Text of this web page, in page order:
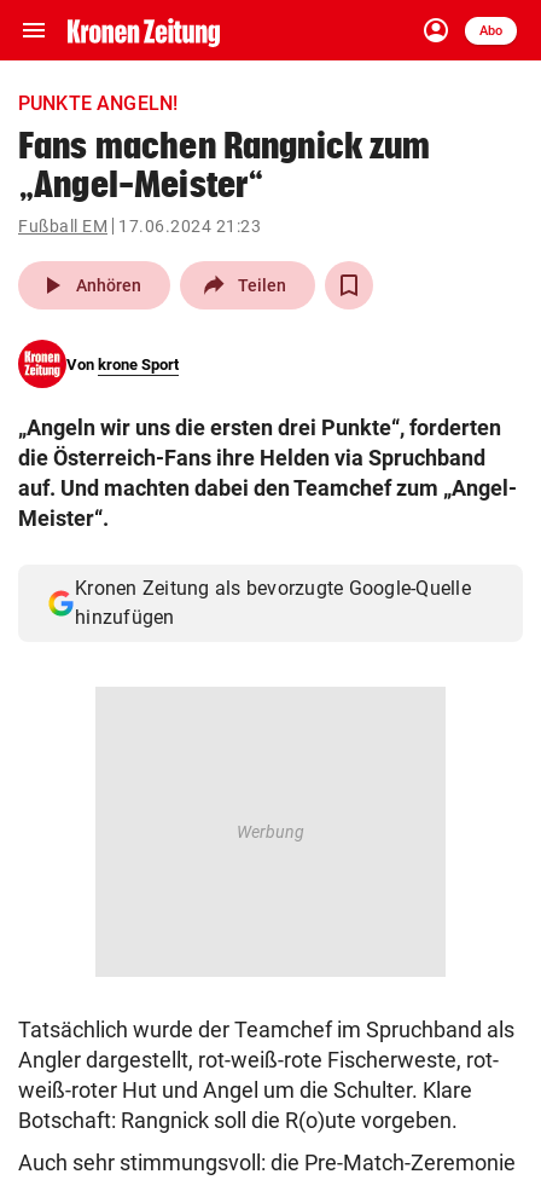
menu Navigation
ein-/ausklappen
account_circle
Anmelden
Abo
close Schließen
account_circle Anmelden
pin_drop
Wien arrow_right
search
eingeben
Muthgasse 2, 1190 Wien
PUNKTE ANGELN!
Fans machen Rangnick zum
„Angel-Meister“
Fußball EM 17.06.2024 21:23
play_arrow Anhören Teilen
Von krone Sport
„Angeln wir uns die ersten drei Punkte“, forderten
die Österreich-Fans ihre Helden via Spruchband
auf. Und machten dabei den Teamchef zum „Angel-
Meister“.
Kronen Zeitung als bevorzugte Google-Quelle
hinzufügen
Tatsächlich wurde der Teamchef im Spruchband als
Angler dargestellt, rot-weiß-rote Fischerweste, rot-
weiß-roter Hut und Angel um die Schulter. Klare
Botschaft: Rangnick soll die R(o)ute vorgeben.
Auch sehr stimmungsvoll: die Pre-Match-Zeremonie